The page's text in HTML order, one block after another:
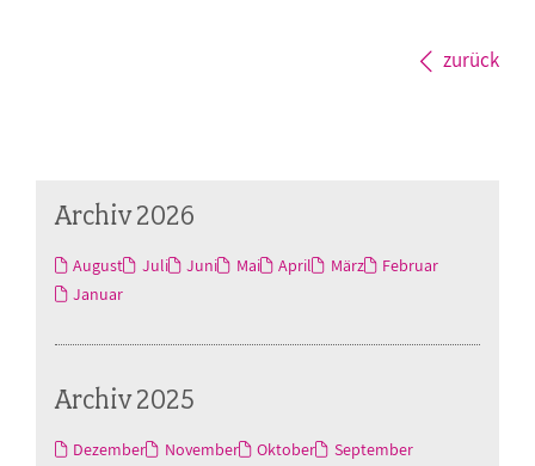
zurück
Archiv 2026
August Juli Juni Mai April März
Februar
Januar
Archiv 2025
Dezember November Oktober
September